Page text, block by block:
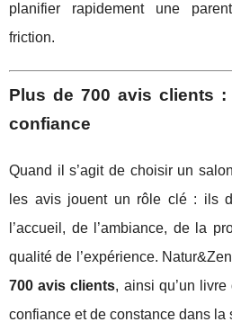
planifier rapidement une
friction.
Plus de 700 avis clients
confiance
Quand il s’agit de choisir un
les avis jouent un rôle clé : ils
l’accueil, de l’ambiance, de la
qualité de l’expérience.
700 avis clients, ainsi qu’un livre
confiance et de constance dans la